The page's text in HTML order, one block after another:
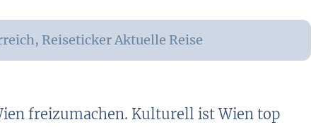
, Reiseticker Aktuelle Reise
freizumachen. Kulturell ist Wien top